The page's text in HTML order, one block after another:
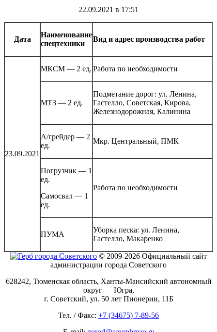
22.09.2021 в 17:51
Дата
Наименование
спецтехники
Вид и адрес производства работ
23.09.2021
МКСМ — 2 ед. Работа по необходимости
МТЗ — 2 ед.
Подметание дорог: ул. Ленина,
Гастелло, Советская, Кирова,
Железнодорожная, Калинина
А/грейдер — 2
ед.
Мкр. Центральный, ПМК
Погрузчик — 1
ед.
Самосвал — 1
ед.
Работа по необходимости
ПУМА
Уборка песка: ул. Ленина,
Гастелло, Макаренко
© 2009-2026 Официальный сайт
администрации города Советского
628242, Тюменская область, Ханты-Мансийский автономный
округ — Югра,
г. Советский, ул. 50 лет Пионерии, 11Б
Тел. / Факс: +7 (34675) 7-89-56